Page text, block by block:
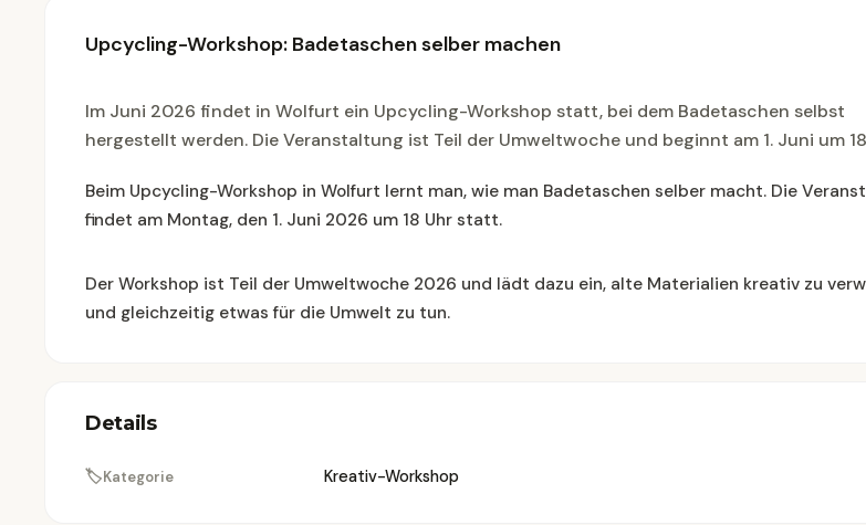
Upcycling-Workshop: Badetaschen selber machen
Im Juni 2026 findet in Wolfurt ein Upcycling-Workshop statt, bei dem Badetaschen selbst
hergestellt werden. Die Veranstaltung ist Teil der Umweltwoche und beginnt am 1. Juni um
Beim Upcycling-Workshop in Wolfurt lernt man, wie man Badetaschen selber macht. Die
findet am Montag, den 1. Juni 2026 um 18 Uhr statt.
Der Workshop ist Teil der Umweltwoche 2026 und lädt dazu ein, alte Materialien kreativ zu
und gleichzeitig etwas für die Umwelt zu tun.
Details
🏷Kategorie Kreativ-Workshop